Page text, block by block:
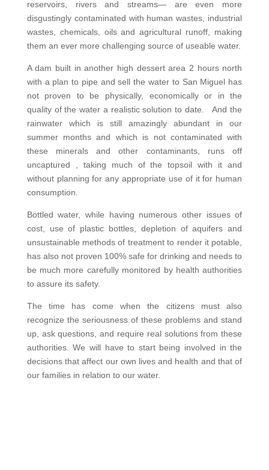
reservoirs, rivers and streams— are even more
disgustingly contaminated with human wastes, industrial
wastes, chemicals, oils and agricultural runoff, making
them an ever more challenging source of useable water.
A dam built in another high dessert area 2 hours north
with a plan to pipe and sell the water to San Miguel has
not proven to be physically, economically or in the
quality of the water a realistic solution to date. And the
rainwater which is still amazingly abundant in our
summer months and which is not contaminated with
these minerals and other contaminants, runs off
uncaptured , taking much of the topsoil with it and
without planning for any appropriate use of it for human
consumption.
Bottled water, while having numerous other issues of
cost, use of plastic bottles, depletion of aquifers and
unsustainable methods of treatment to render it potable,
has also not proven 100% safe for drinking and needs to
be much more carefully monitored by health authorities
to assure its safety.
The time has come when the citizens must also
recognize the seriousness of these problems and stand
up, ask questions, and require real solutions from these
authorities. We will have to start being involved in the
decisions that affect our own lives and health and that of
our families in relation to our water.